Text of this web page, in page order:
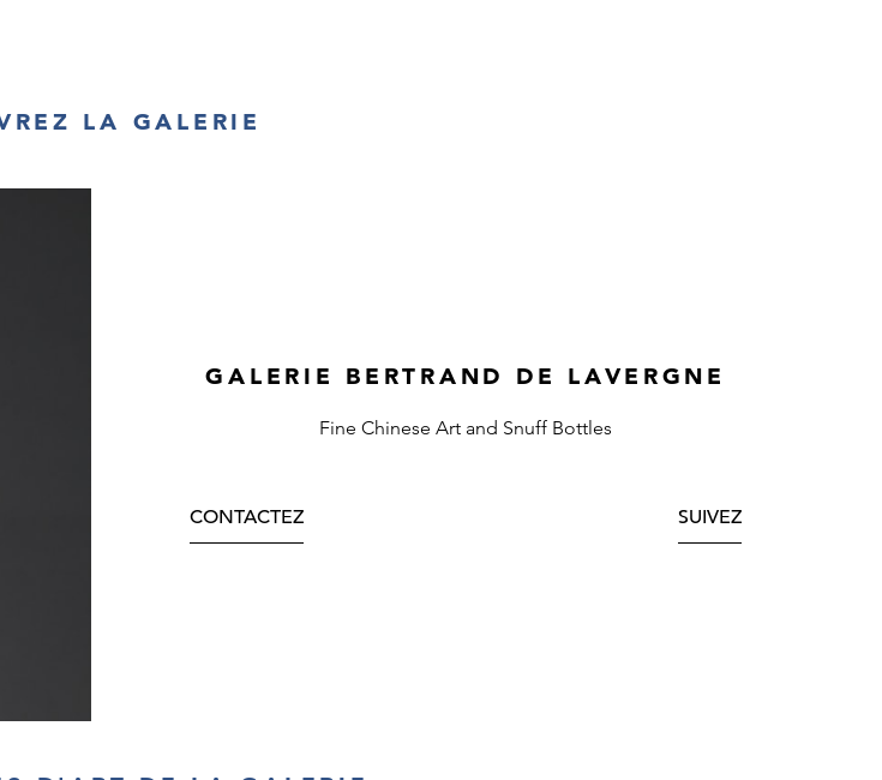
LA GALERIE
GALERIE BERTRAND DE LAVERGNE
Fine Chinese Art and Snuff Bottles
CONTACTEZ SUIVEZ